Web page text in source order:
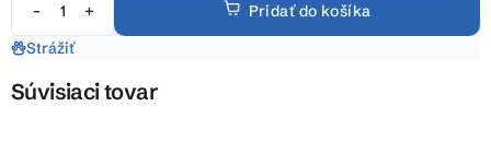
Pridať do košíka
Strážiť
Súvisiaci tovar